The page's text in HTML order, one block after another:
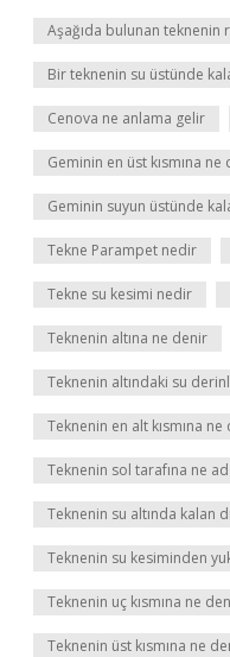
Aşağıda bulunan teknenin
Bir teknenin su üstünde
Cenova ne anlama gelir
Geminin en üst kısmına ne
Geminin suyun üstünde
Tekne Parampet nedir
Tekne su kesimi nedir
Teknenin altına ne denir
Teknenin altındaki su
Teknenin en alt kısmına
Teknenin sol tarafına ne
Teknenin su altında kalan
Teknenin su kesiminden
Teknenin uç kısmına ne
Teknenin üst kısmına ne